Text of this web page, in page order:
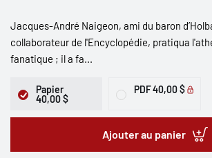
Jacques-André Naigeon, ami du baron
collaborateur de l'Encyclopédie, pratiqua
fanatique ; il a fa...
Papier
40,00 $
PDF40,00 $
Ajouter au panier